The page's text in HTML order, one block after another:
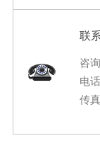
联
咨
电
传